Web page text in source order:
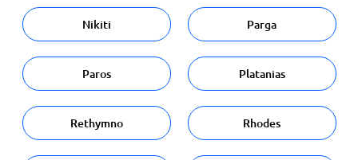
Nikiti Parga
Paros Platanias
Rethymno Rhodes